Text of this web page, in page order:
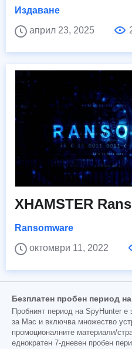
Издаване
април 23, 2025
XHAMSTER
Ransomware
октомври 11, 2022
Безплатен пробен период
Пробният период на SpyHunter
за Mac и включва множество
промоционалните материали/
еднократен 7-дневен пробен